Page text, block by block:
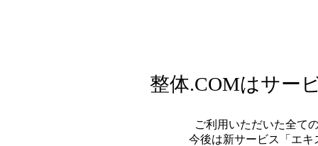
整体.COMはサー
ご利用いただいた全て
今後は新サービス「エ